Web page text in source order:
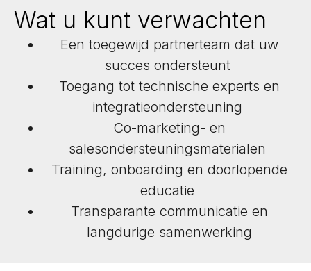
Wat u kunt verwachten
Een toegewijd partnerteam dat uw
succes ondersteunt
Toegang tot technische experts en
integratieondersteuning
Co-marketing- en
salesondersteuningsmaterialen
Training, onboarding en doorlopende
educatie
Transparante communicatie en
langdurige samenwerking